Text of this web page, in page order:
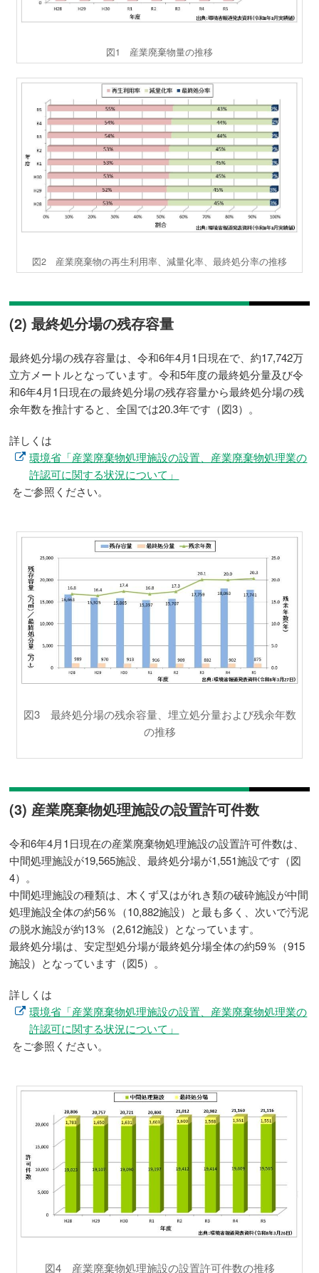
図1 産業廃棄物量の推移
図2 産業廃棄物の再生利用率、減量化率、最終処分率の推移
(2) 最終処分場の残存容量
最終処分場の残存容量は、令和6年4月1日現在で、約17,742万
立方メートルとなっています。令和5年度の最終処分量及び令
和6年4月1日現在の最終処分場の残存容量から最終処分場の残
余年数を推計すると、全国では20.3年です（図3）。
詳しくは
環境省「産業廃棄物処理施設の設置、産業廃棄物処理業の
許認可に関する状況について」
をご参照ください。
図3 最終処分場の残余容量、埋立処分量および残余年数
の推移
(3) 産業廃棄物処理施設の設置許可件数
令和6年4月1日現在の産業廃棄物処理施設の設置許可件数は、
中間処理施設が19,565施設、最終処分場が1,551施設です（図
4）。
中間処理施設の種類は、木くず又はがれき類の破砕施設が中間
処理施設全体の約56％（10,882施設）と最も多く、次いで汚泥
の脱水施設が約13％（2,612施設）となっています。
最終処分場は、安定型処分場が最終処分場全体の約59％（915
施設）となっています（図5）。
詳しくは
環境省「産業廃棄物処理施設の設置、産業廃棄物処理業の
許認可に関する状況について」
をご参照ください。
図4 産業廃棄物処理施設の設置許可件数の推移